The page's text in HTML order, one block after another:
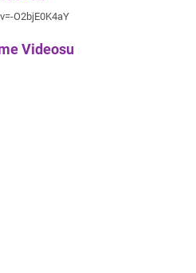
O2bjE0K4aY
Videosu